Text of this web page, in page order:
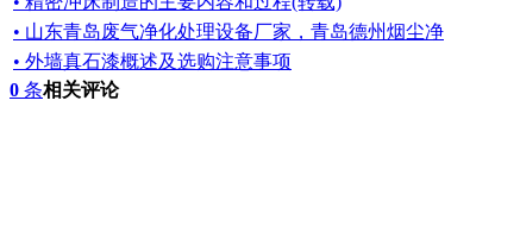
• 山东青岛废气净化处理设备厂家，青岛德州烟尘净
• 外墙真石漆概述及选购注意事项
0 条相关评论